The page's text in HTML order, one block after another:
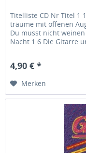
Titelliste CD Nr Titel 1
träume mit offenen
Du musst nicht
Nacht 1 6 Die Gitarre
4,90 € *
Merken